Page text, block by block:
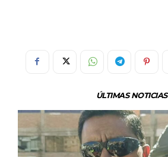
ÚLTIMAS NOTICIAS